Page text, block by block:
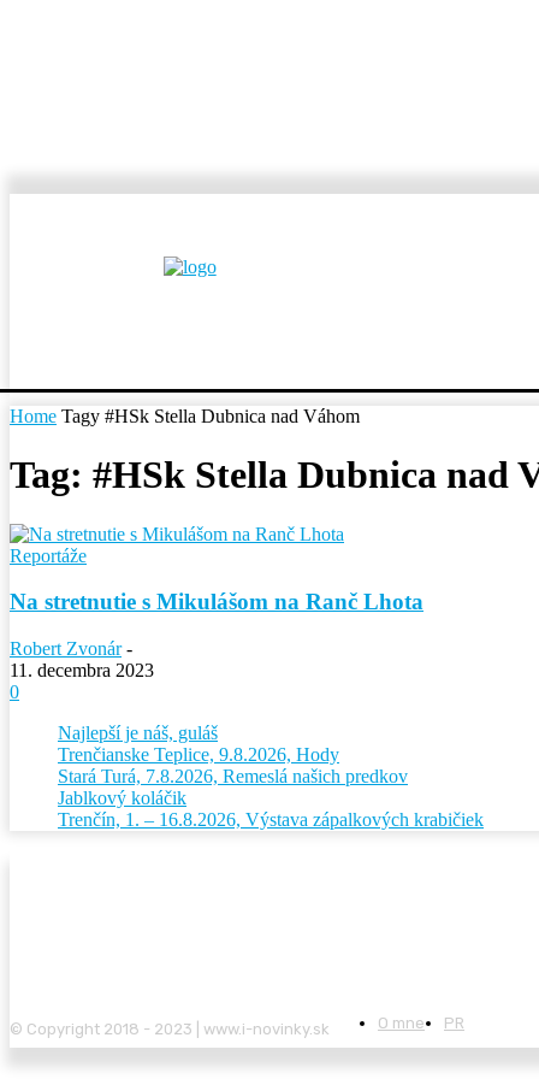
Home Tagy #HSk Stella Dubnica nad Váhom
Tag: #HSk Stella Dubnica nad
Reportáže
Na stretnutie s Mikulášom na Ranč Lhota
Robert Zvonár -
11. decembra 2023
0
Najlepší je náš, guláš
Trenčianske Teplice, 9.8.2026, Hody
Stará Turá, 7.8.2026, Remeslá našich predkov
Jablkový koláčik
Trenčín, 1. – 16.8.2026, Výstava zápalkových krabičiek
© Copyright 2018 - 2023 | www.i-novinky.sk O mne PR